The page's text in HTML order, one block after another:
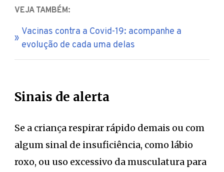
VEJA TAMBÉM:
Vacinas contra a Covid-19: acompanhe a
evolução de cada uma delas
Sinais de alerta
Se a criança respirar rápido demais ou com
algum sinal de insuficiência, como lábio
roxo, ou uso excessivo da musculatura para